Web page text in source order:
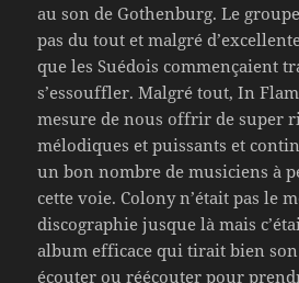
au son de Gothenburg. Le
pas du tout et malgré
que les Suédois commençaient
s’essouffler. Malgré tout, In
mesure de nous offrir de super
mélodiques et puissants et
un bon nombre de musiciens à
cette voie. Colony n’était pas le
discographie jusque là mais
album efficace qui tirait bien
écouter ou réécouter pour